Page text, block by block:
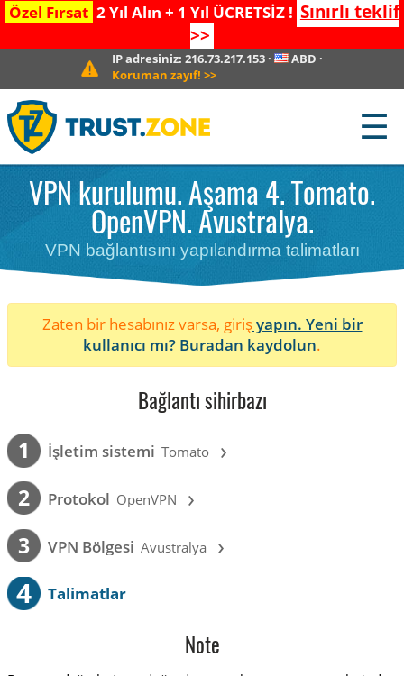
Özel Fırsat 2 Yıl Alın + 1 Yıl ÜCRETSİZ ! Sınırlı teklif
>>
IP adresiniz:216.73.217.153 · ABD ·
Koruman zayıf! >>
☰
VPN kurulumu. Aşama 4. Tomato.
OpenVPN. Avustralya.
VPN bağlantısını yapılandırma talimatları
Zaten bir hesabınız varsa, girişyapın. Yeni bir
kullanıcı mı? Buradan kaydolun.
Bağlantı sihirbazı
1 İşletim sistemi Tomato ›
2 Protokol OpenVPN ›
3 VPN Bölgesi Avustralya ›
4 Talimatlar
Note